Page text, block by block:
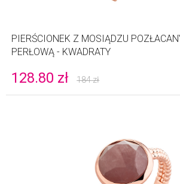
PIERŚCIONEK Z MOSIĄDZU
PERŁOWĄ - KWADRATY
128.80 zł 184zł